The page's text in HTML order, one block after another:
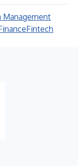
Management
Fintech